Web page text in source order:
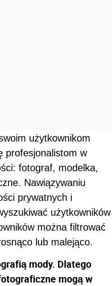
użytkownikom
profesjonalistom w
fotograf, modelka,
Nawiązywaniu
prywatnych i
użytkowników
można filtrować
lub malejąco.
mody. Dlatego
mogą w